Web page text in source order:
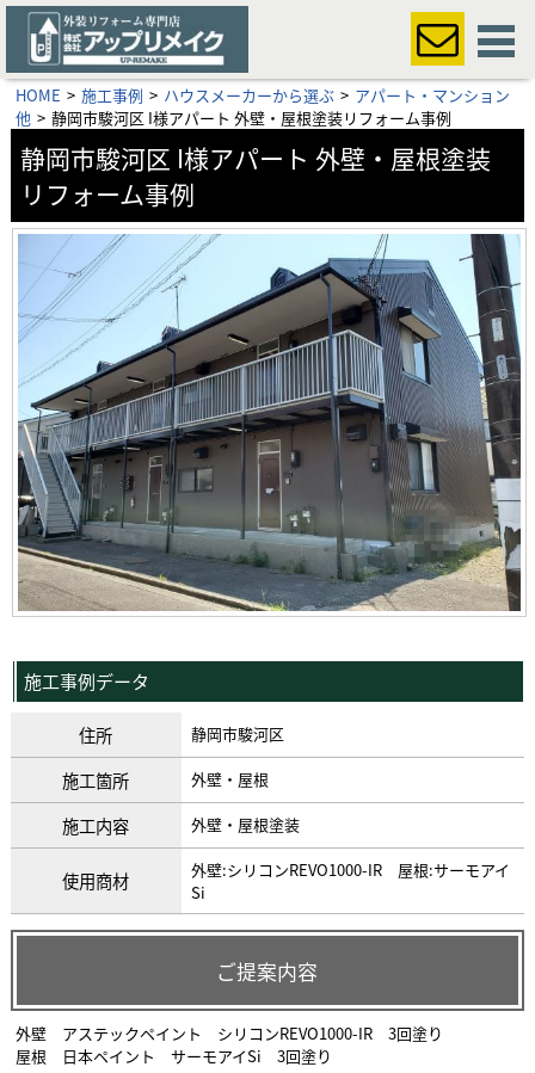
HOME 施工事例 ハウスメーカーから選ぶ
アパート・マンション
他
静岡市駿河区 I様アパート 外壁・屋根塗装リフォーム事例
静岡市駿河区 I様アパート 外壁・屋根塗装
リフォーム事例
施工事例データ
住所 静岡市駿河区
施工箇所 外壁・屋根
施工内容 外壁・屋根塗装
使用商材
外壁:シリコンREVO1000-IR 屋根:サーモアイ
Si
ご提案内容
外壁 アステックペイント シリコンREVO1000-IR 3回塗り
屋根 日本ペイント サーモアイSi 3回塗り